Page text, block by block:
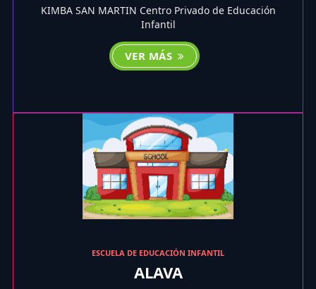
KIMBA SAN MARTIN Centro Privado de Educación
Infantil
VER MÁS
ESCUELA DE EDUCACIÓN INFANTIL
ALAVA